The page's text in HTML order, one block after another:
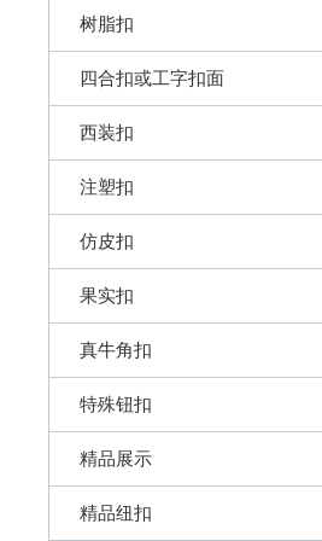
树脂扣
四合扣或工字扣面
西装扣
注塑扣
仿皮扣
果实扣
真牛角扣
特殊钮扣
精品展示
精品纽扣